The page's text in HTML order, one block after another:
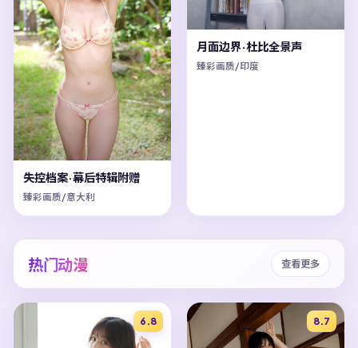
失控档案·幕后特辑附赠
臻彩画质/意大利
月面边界·杜比全景声
臻彩画质/印度
热门动漫 查看更多
6.8 8.7